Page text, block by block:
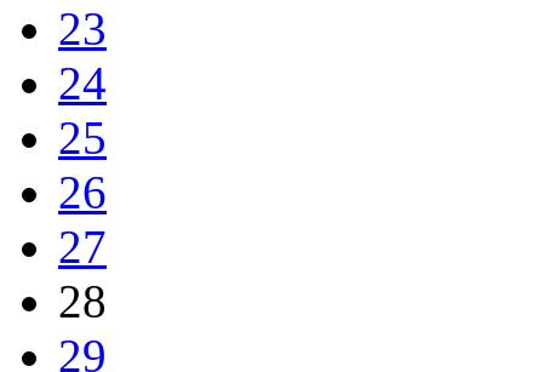
23
24
25
26
27
28
29